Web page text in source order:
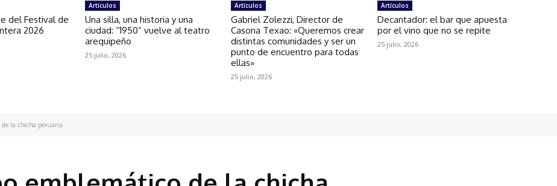
del Festival de
2026
Artículos
Una silla, una historia y una
ciudad: “1950” vuelve al teatro
arequipeño
25 julio, 2026
Artículos
Gabriel Zolezzi, Director de
Casona Texao: «Queremos crear
distintas comunidades y ser un
punto de encuentro para todas
ellas»
25 julio, 2026
Artículos
Decantador: el bar que apuesta
por el vino que no se repite
25 julio, 2026